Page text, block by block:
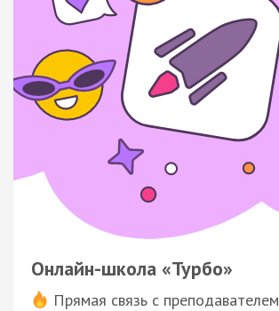
Онлайн-школа «Турбо»
Прямая связь с преподавателем